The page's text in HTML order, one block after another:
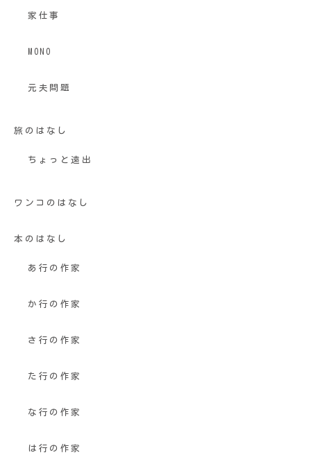
家仕事
MONO
元夫問題
旅のはなし
ちょっと遠出
ワンコのはなし
本のはなし
あ行の作家
か行の作家
さ行の作家
た行の作家
な行の作家
は行の作家